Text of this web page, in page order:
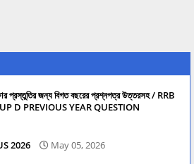
প্রস্তুতির জন্য বিগত বছরের প্রশ্নপত্র উত্তরসহ / RRB
D PREVIOUS YEAR QUESTION
2026 May 05, 2026